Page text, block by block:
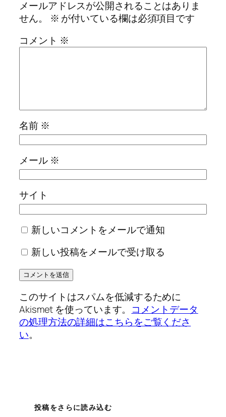
メールアドレスが公開されることはありま
せん。
※ が付いている欄は必須項目です
コメント ※
名前 ※
メール ※
サイト
新しいコメントをメールで通知
新しい投稿をメールで受け取る
このサイトはスパムを低減するために
Akismet を使っています。 コメントデータ
の処理方法の詳細はこちらをご覧くださ
い。
投稿をさらに読み込む